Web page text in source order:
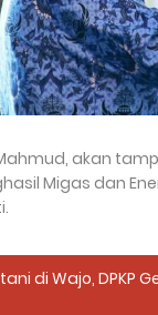
akan
Migas dan
di Wajo, DPKP